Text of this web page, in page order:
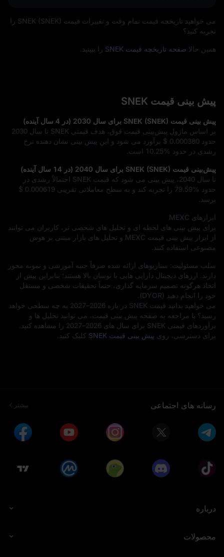
می‌ خواهید تاریخچه قیمت تمام‌ وقت و تغییرات قیمت SNEK (SNEK) را
تجربه کنید؟
همین حالا صفحه تاریخچه قیمت SNEK را ببینید.
پیش‌ بینی قیمت SNEK
پیش‌ بینی قیمت SNEK (SNEK) برای سال 2030 (در 4 سال آینده)
بر اساس ماژول پیش‌بینی قیمت فوق، هدف قیمتی SNEK تا سال 2030
حدود $ 0.000380 برآورد می‌ شود و این پیش‌ بینی نشان‌ دهنده نرخ
رشدی در حدود 10.25% است.
پیش‌بینی قیمت SNEK (SNEK) برای سال 2040 (در 14 سال آینده)
تا سال 2040، پیش‌ بینی می‌ شود که قیمت SNEK احتمالاً رشدی در
حدود 79.59% را تجربه کند و به سطح معاملاتی تقریبی $ 0.000619
برسد.
ابزارهای MEXC
برای پیش‌ بینی‌ های لحظه‌ ای و تحلیل‌ های شخصی‌ تر، کاربران می‌ توانند
از ابزار پیش‌ بینی قیمت MEXC و تحلیل‌ های بازار مبتنی بر هوش
مصنوعی استفاده کنند.
سلب مسئولیت: سناریوهای ارائه‌ شده صرفاً جنبه آموزشی و نمونه‌ محور
دارند. ارزهای دیجیتال دارایی‌ هایی با نوسان بالا هستند؛ بنابراین پیش از
اتخاذ هرگونه تصمیم سرمایه‌ گذاری، حتماً تحقیقات شخصی و مستقل
خود را انجام دهید (DYOR).
می‌ خواهید بدانید قیمت SNEK در بازه 2026–2027 به چه سطحی خواهد
رسید؟ با مراجعه به صفحه پیش‌ بینی قیمت، می‌ توانید تحلیل‌ ها و
برآوردهای قیمتی SNEK برای سال‌ های 2026–2027 را مشاهده کنید.
برای دسترسی، روی پیش‌ بینی قیمت SNEK کلیک کنید.
رسانه های اجتماعی بیشتر
درباره
محصولات